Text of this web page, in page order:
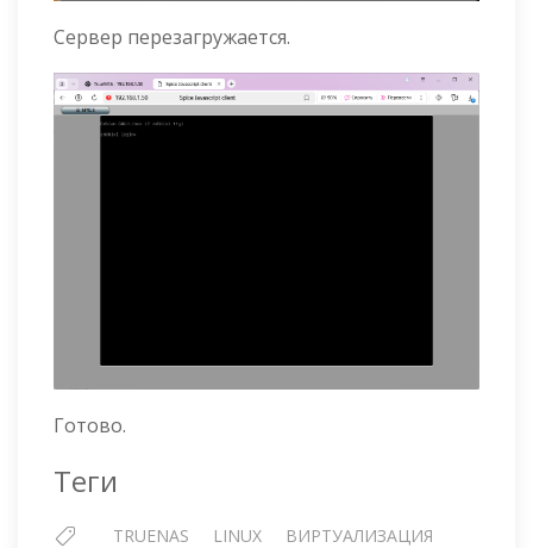
Сервер перезагружается.
Готово.
Теги
TRUENAS LINUX ВИРТУАЛИЗАЦИЯ